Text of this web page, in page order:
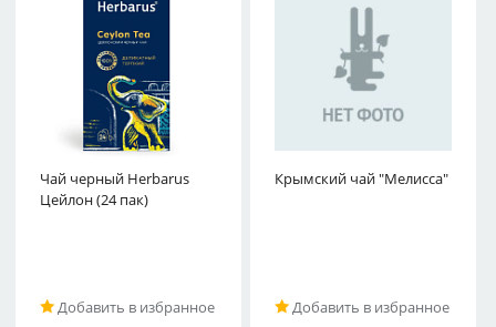
Чай черный Herbarus
Цейлон (24 пак)
Добавить в избранное
Крымский чай "Мелисса"
Добавить в избранное